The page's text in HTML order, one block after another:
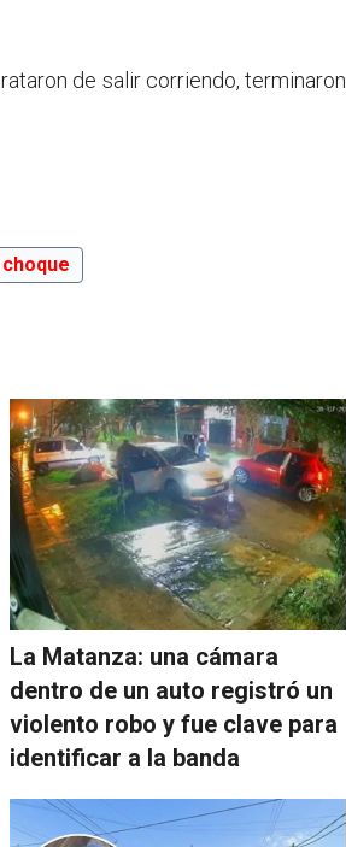
de salir corriendo, terminaron
choque
La Matanza: una cámara
dentro de un auto registró un
violento robo y fue clave para
identificar a la banda